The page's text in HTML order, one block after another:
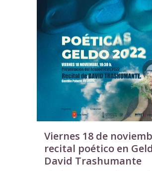
Viernes 18 de
recital poético en
David Trashumante